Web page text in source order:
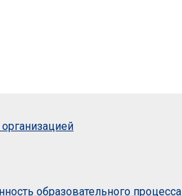
образовательного процесса